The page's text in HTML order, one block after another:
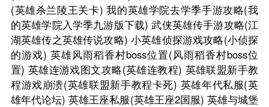
(英雄杀兰陵王关卡) 我的英雄学院去学季手游攻略(我
的英雄学院入学季九游版下载) 武侠英雄传手游攻略(江
湖英雄传之英雄传说攻略) 小英雄侦探游戏攻略(小侦探
的游戏) 英雄风雨稻香村boss位置(风雨稻香村boss位
置) 英雄连游戏图文攻略(英雄连教程) 英雄联盟新手教
程游戏崩溃(英雄联盟新手教程卡死) 英雄年代私服(英
雄年代论坛) 英雄王座私服(英雄王座2国服) 英雄与城堡